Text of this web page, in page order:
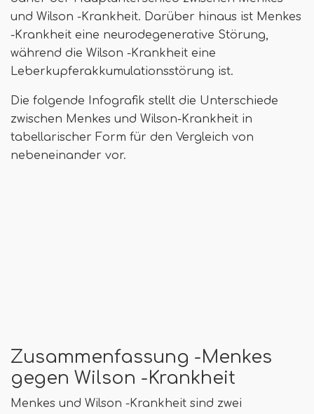
und Wilson -Krankheit. Darüber hinaus ist Menkes
-Krankheit eine neurodegenerative Störung,
während die Wilson -Krankheit eine
Leberkupferakkumulationsstörung ist.
Die folgende Infografik stellt die Unterschiede
zwischen Menkes und Wilson-Krankheit in
tabellarischer Form für den Vergleich von
nebeneinander vor.
Zusammenfassung -Menkes
gegen Wilson -Krankheit
Menkes und Wilson -Krankheit sind zwei